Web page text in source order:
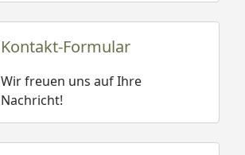
Kontakt-Formular
Wir freuen uns auf Ihre
Nachricht!